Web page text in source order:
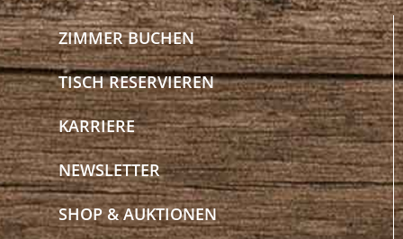
ZIMMER BUCHEN
TISCH RESERVIEREN
KARRIERE
NEWSLETTER
SHOP & AUKTIONEN